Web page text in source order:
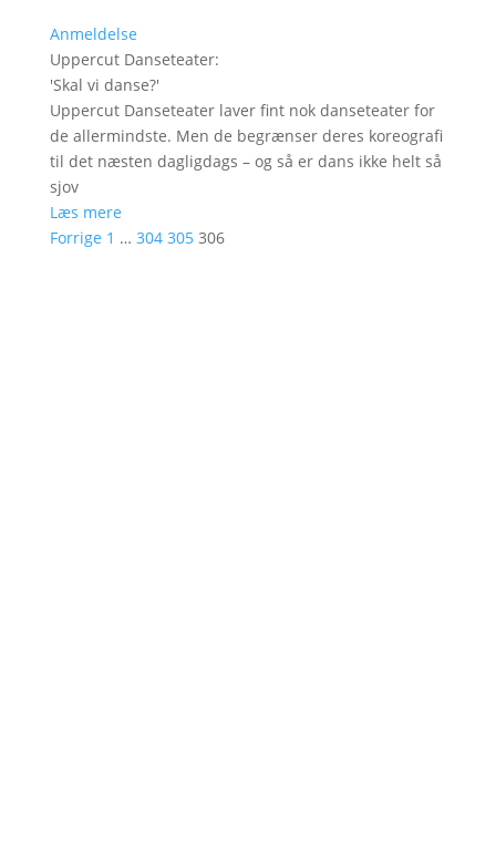
Anmeldelse
Uppercut Danseteater:
'Skal vi danse?'
Uppercut Danseteater laver fint nok danseteater for
de allermindste. Men de begrænser deres koreografi
til det næsten dagligdags – og så er dans ikke helt så
sjov
Læs mere
Forrige 1 … 304 305 306